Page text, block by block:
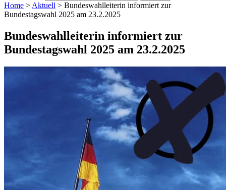
Home > Aktuell > Bundeswahlleiterin informiert zur
Bundestagswahl 2025 am 23.2.2025
Bundeswahlleiterin informiert zur
Bundestagswahl 2025 am 23.2.2025